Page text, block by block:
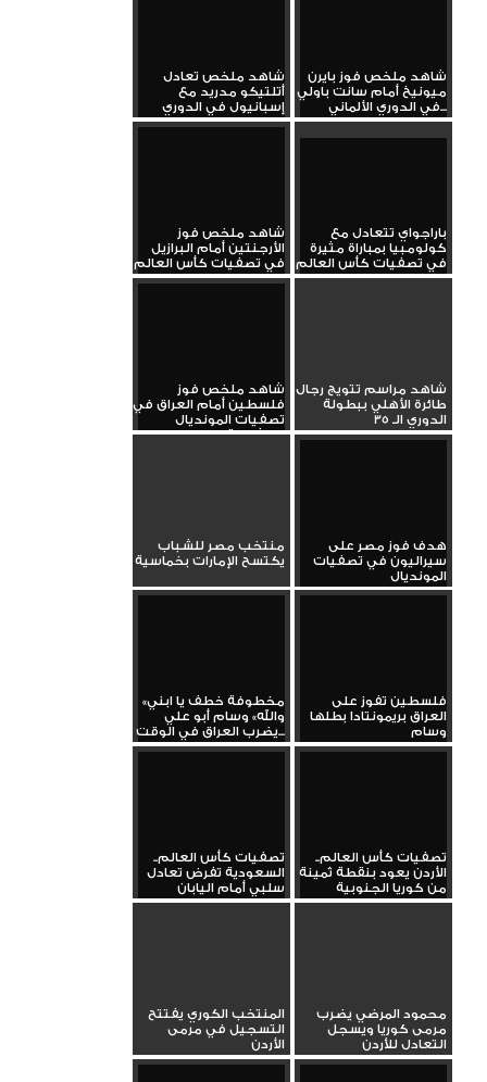
شاهد ملخص فوز بايرن
ميونيخ أمام سانت باولي
في الدوري الألماني...
شاهد ملخص تعادل
أتلتيكو مدريد مع
إسبانيول في الدوري
الإسباني...
باراجواي تتعادل مع
كولومبيا بمباراة مثيرة
في تصفيات كأس العالم
شاهد ملخص فوز
الأرجنتين أمام البرازيل
في تصفيات كأس العالم
شاهد مراسم تتويج رجال
طائرة الأهلي ببطولة
الدوري الـ 35
شاهد ملخص فوز
فلسطين أمام العراق في
تصفيات المونديال
بمشاركة وسام...
هدف فوز مصر على
سيراليون في تصفيات
المونديال
منتخب مصر للشباب
يكتسح الإمارات بخماسية
فلسطين تفوز على
العراق بريمونتادا بطلها
وسام
«مخطوفة خطف يا ابني
والله» وسام أبو علي
يضرب العراق في الوقت...
تصفيات كأس العالم..
الأردن يعود بنقطة ثمينة
من كوريا الجنوبية
تصفيات كأس العالم..
السعودية تفرض تعادل
سلبي أمام اليابان
محمود المرضي يضرب
مرمى كوريا ويسجل
التعادل للأردن
المنتخب الكوري يفتتح
التسجيل في مرمى
الأردن